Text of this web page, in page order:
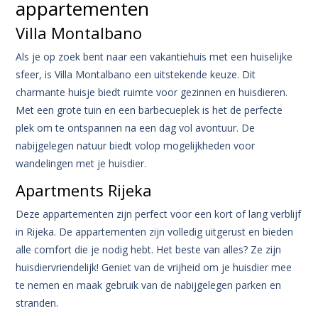
appartementen
Villa Montalbano
Als je op zoek bent naar een vakantiehuis met een huiselijke
sfeer, is Villa Montalbano een uitstekende keuze. Dit
charmante huisje biedt ruimte voor gezinnen en huisdieren.
Met een grote tuin en een barbecueplek is het de perfecte
plek om te ontspannen na een dag vol avontuur. De
nabijgelegen natuur biedt volop mogelijkheden voor
wandelingen met je huisdier.
Apartments Rijeka
Deze appartementen zijn perfect voor een kort of lang verblijf
in Rijeka. De appartementen zijn volledig uitgerust en bieden
alle comfort die je nodig hebt. Het beste van alles? Ze zijn
huisdiervriendelijk! Geniet van de vrijheid om je huisdier mee
te nemen en maak gebruik van de nabijgelegen parken en
stranden.